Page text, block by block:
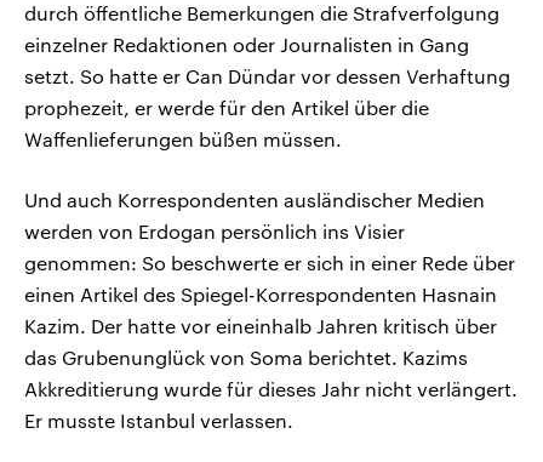
durch öffentliche Bemerkungen die Strafverfolgung
einzelner Redaktionen oder Journalisten in Gang
setzt. So hatte er Can Dündar vor dessen Verhaftung
prophezeit, er werde für den Artikel über die
Waffenlieferungen büßen müssen.
Und auch Korrespondenten ausländischer Medien
werden von Erdogan persönlich ins Visier
genommen: So beschwerte er sich in einer Rede über
einen Artikel des Spiegel-Korrespondenten Hasnain
Kazim. Der hatte vor eineinhalb Jahren kritisch über
das Grubenunglück von Soma berichtet. Kazims
Akkreditierung wurde für dieses Jahr nicht verlängert.
Er musste Istanbul verlassen.